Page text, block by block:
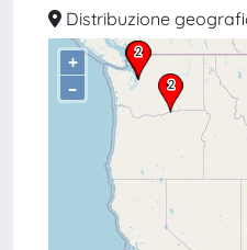
Distribuzione
+
–